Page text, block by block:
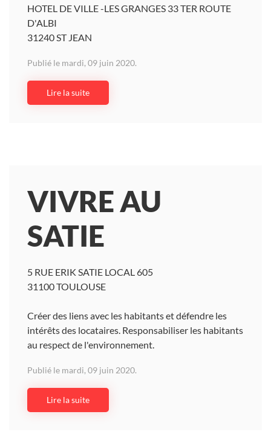
HOTEL DE VILLE -LES GRANGES 33 TER ROUTE
D'ALBI
31240 ST JEAN
Publié le mardi, 09 juin 2020.
Lire la suite
VIVRE AU
SATIE
5 RUE ERIK SATIE LOCAL 605
31100 TOULOUSE
Créer des liens avec les habitants et défendre les
intérêts des locataires. Responsabiliser les habitants
au respect de l'environnement.
Publié le mardi, 09 juin 2020.
Lire la suite